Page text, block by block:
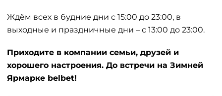
Ждём всех в будние дни с 15:00 до 23:00, в
выходные и праздничные дни – с 13:00 до 23:00.
Приходите в компании семьи, друзей и
хорошего настроения. До встречи на Зимней
Ярмарке belbet!